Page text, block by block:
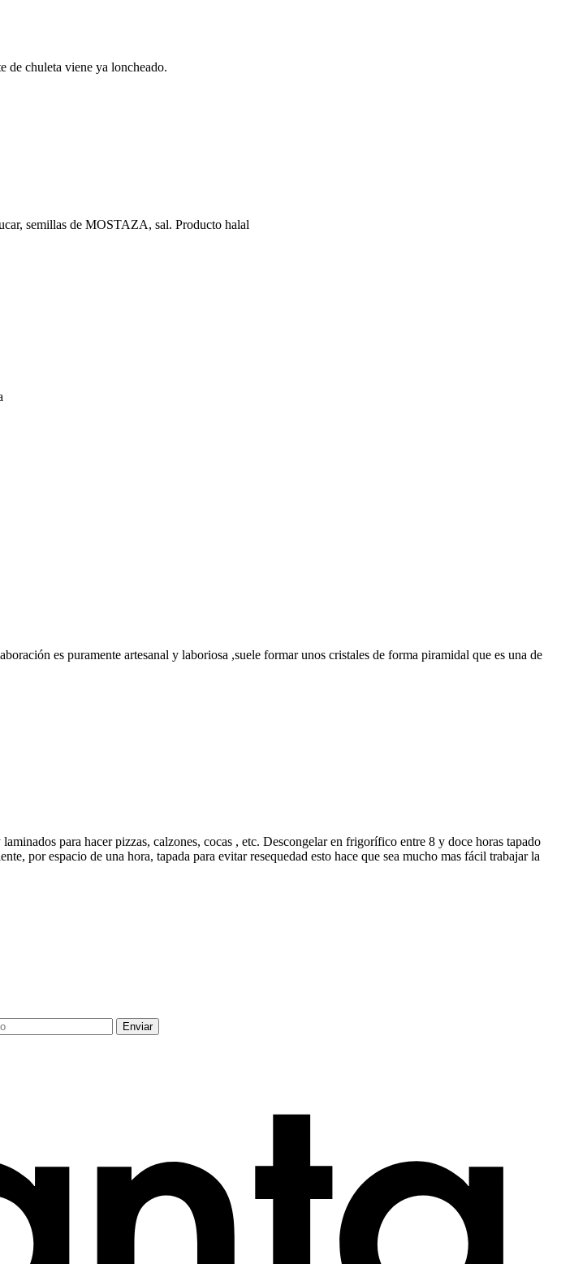
de chuleta viene ya loncheado.
semillas de MOSTAZA, sal. Producto halal
es puramente artesanal y laboriosa ,suele formar unos cristales de forma piramidal que es una de
para hacer pizzas, calzones, cocas , etc. Descongelar en frigorífico entre 8 y doce horas tapado
por espacio de una hora, tapada para evitar resequedad esto hace que sea mucho mas fácil trabajar la
Enviar